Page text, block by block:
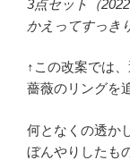
3点セット（
かえってすっき
↑この改案では
薔薇のリングを
何となくの透か
ぼんやりしたも